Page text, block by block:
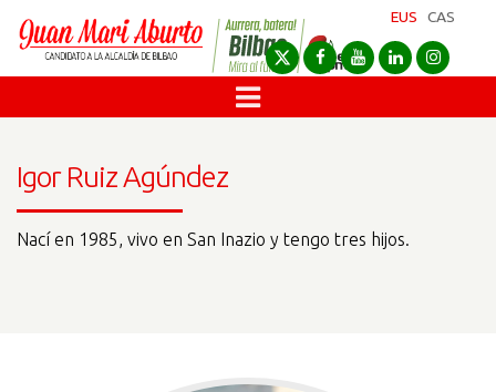
EUS CAS
Igor Ruiz Agúndez
Nací en 1985, vivo en San Inazio y tengo tres hijos.